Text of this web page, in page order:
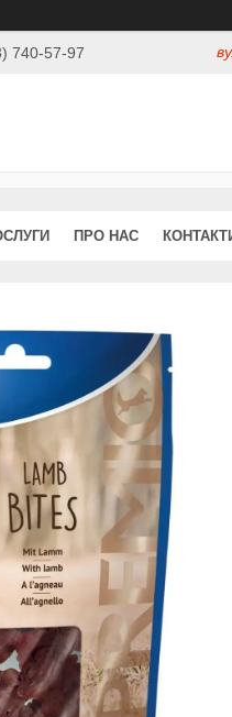
740-57-97
ПРО НАС